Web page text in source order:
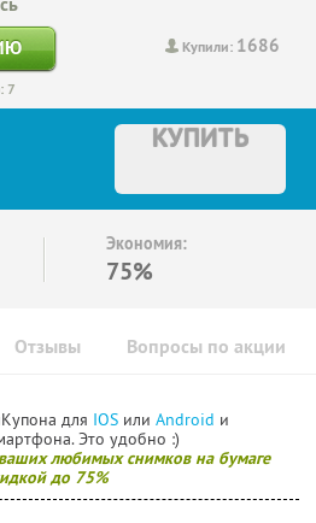
Купили: 1686
7
КУПИТЬ
Экономия:
75%
Отзывы Вопросы по акции
для IOS или Android и
Это удобно :)
ваших любимых снимков на бумаге
до 75%